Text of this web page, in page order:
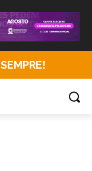
SEMPRE!